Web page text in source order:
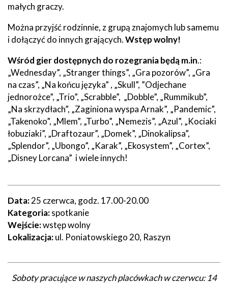
małych graczy.
Można przyjść rodzinnie, z grupą znajomych lub samemu
i dołączyć do innych grających.Wstęp wolny!
Wśród gier dostępnych do rozegrania będą m.in.:
„Wednesday”, „Stranger things”, „Gra pozorów”, „Gra
na czas”, „Na końcu języka” , „Skull”, ”Odjechane
jednorożce”, „Trio”, „Scrabble”, „Dobble”, „Rummikub”,
„Na skrzydłach”, „Zaginiona wyspa Arnak”, „Pandemic”,
„Takenoko”, „Mlem”, „Turbo”, „Nemezis”, „Azul”, „Kociaki
łobuziaki”, „Draftozaur”, „Domek”, „Dinokalipsa”,
„Splendor”, „Ubongo”, „Karak”, „Ekosystem”, „Cortex”,
„Disney Lorcana” i wiele innych!
Data:25 czerwca, godz. 17.00-20.00
Kategoria:spotkanie
Wejście:wstęp wolny
Lokalizacja:ul. Poniatowskiego 20, Raszyn
Soboty pracujące w naszych placówkach w czerwcu: 14